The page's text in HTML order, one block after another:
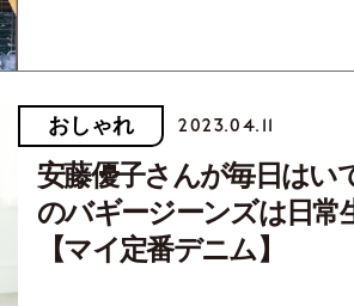
おしゃれ 2023.04.11
安藤優子さんが毎日はい
のバギージーンズは日常
【マイ定番デニム】